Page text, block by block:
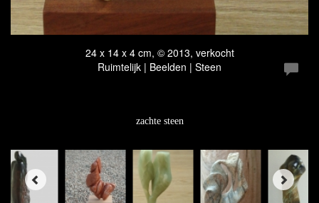
24 x 14 x 4 cm, © 2013, verkocht
Ruimtelijk | Beelden | Steen
zachte steen